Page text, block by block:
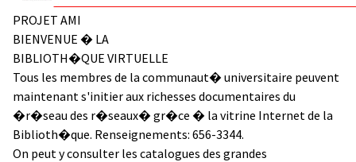
PROJET AMI
BIENVENUE � LA
BIBLIOTH�QUE VIRTUELLE
Tous les membres de la communaut� universitaire peuvent
maintenant s'initier aux richesses documentaires du
�r�seau des r�seaux� gr�ce � la vitrine Internet de la
Biblioth�que. Renseignements: 656-3344.
On peut y consulter les catalogues des grandes